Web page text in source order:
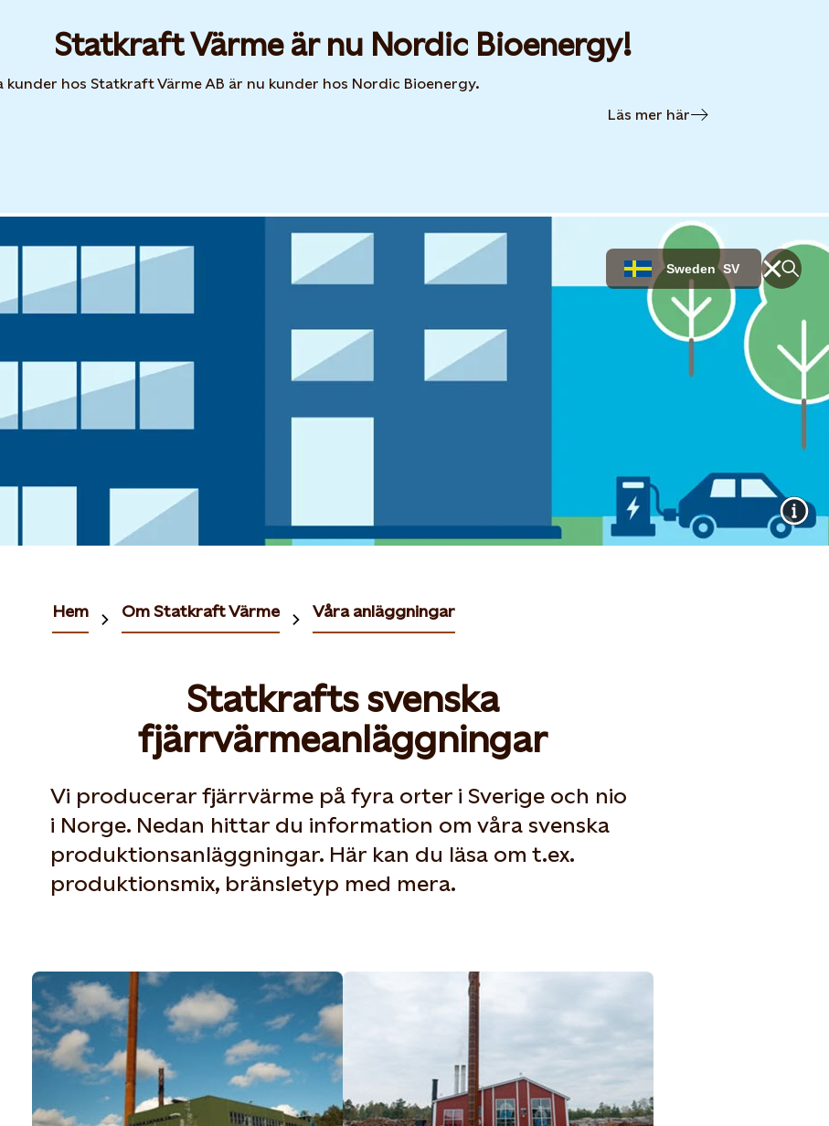
Statkraft Värme är nu Nordic Bioenergy!
kunder hos Statkraft Värme AB är nu kunder hos Nordic Bioenergy.
Läs mer här
Sweden SV
Hem Om Statkraft Värme Våra anläggningar
Statkrafts svenska
fjärrvärmeanläggningar
Vi producerar fjärrvärme på fyra orter i Sverige och nio
i Norge. Nedan hittar du information om våra svenska
produktionsanläggningar. Här kan du läsa om t.ex.
produktionsmix, bränsletyp med mera.